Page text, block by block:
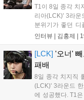
T1이 8일 종각 치
리아(LCK)' 3라운
분위기가 좋던 디
을 빼고 신예 '페
즈' 김수환의 인터
인터뷰 | 김홍제
[LCK] '오너'
패배
8일 종각 치지직
(LCK)' 3라운드
에 성공했다. T1